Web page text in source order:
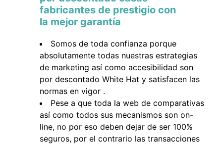
fabricantes de prestigio con
la mejor garantía
Somos de toda confianza porque
absolutamente todas nuestras estrategias
de marketing así como accesibilidad son
por descontado White Hat y satisfacen las
normas en vigor .
Pese a que toda la web de comparativas
así como todos sus mecanismos son on-
line, no por eso deben dejar de ser 100%
seguros, por el contrario las transacciones